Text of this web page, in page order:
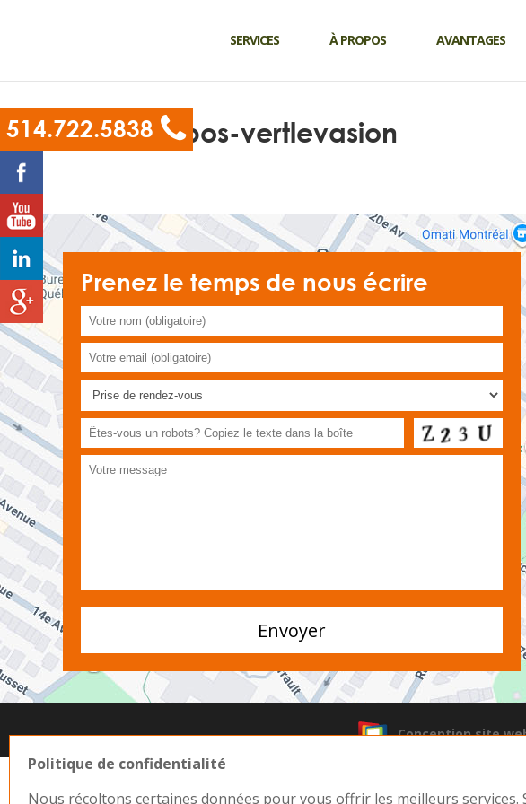
514.722.5838
SERVICES À PROPOS AVANTAGES
apropos-vertlevasion
Prenez le temps de nous écrire
Conception site
Politique de confidentialité
Nous récoltons certaines données pour vous offrir les meilleurs services.